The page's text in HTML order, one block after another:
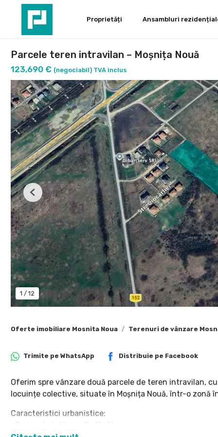
Proprietăți Ansambluri
Parcele teren intravilan – Moșnița Nouă
123,690 € (negociabil) TVA inclus
1 / 12
Previous
Oferte imobiliare Mosnita Noua Terenuri de vânzare
Trimite pe WhatsApp Distribuie pe Facebook
Oferim spre vânzare două parcele de teren intravilan,
locuințe colective, situate în Moșnița Nouă, într-o zonă
Caracteristici urbanistice: